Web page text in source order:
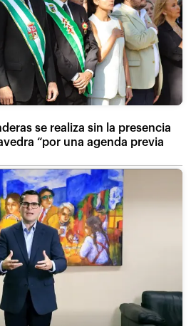
se realiza sin la presencia
“por una agenda previa